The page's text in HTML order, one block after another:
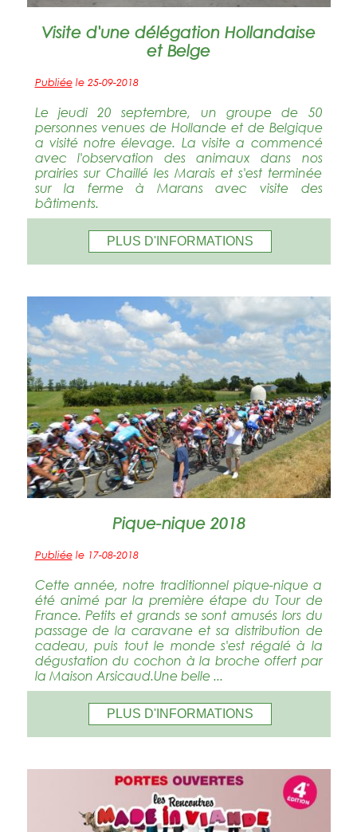
Visite d'une délégation Hollandaise
et Belge
Publiéele 25-09-2018
Le jeudi 20 septembre, un groupe de 50
personnes venues de Hollande et de Belgique
a visité notre élevage. La visite a commencé
avec l'observation des animaux dans nos
prairies sur Chaillé les Marais et s'est terminée
sur la ferme à Marans avec visite des
bâtiments.
PLUS D'INFORMATIONS
Pique-nique 2018
Publiéele 17-08-2018
Cette année, notre traditionnel pique-nique a
été animé par la première étape du Tour de
France. Petits et grands se sont amusés lors du
passage de la caravane et sa distribution de
cadeau, puis tout le monde s'est régalé à la
dégustation du cochon à la broche offert par
la Maison Arsicaud.Une belle ...
PLUS D'INFORMATIONS